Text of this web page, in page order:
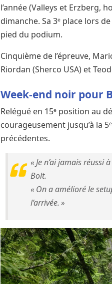
l’année (Valleys et Erzberg,
dimanche. Sa 3ᵉ place lors
pied du podium.
Cinquième de l’épreuve,
Riordan (Sherco USA) et
Week-end noir pour
Relégué en 15ᵉ position au
courageusement jusqu’à la
précédentes.
« Je n’ai jamais
Bolt.
« On a amélioré le
l’arrivée. »